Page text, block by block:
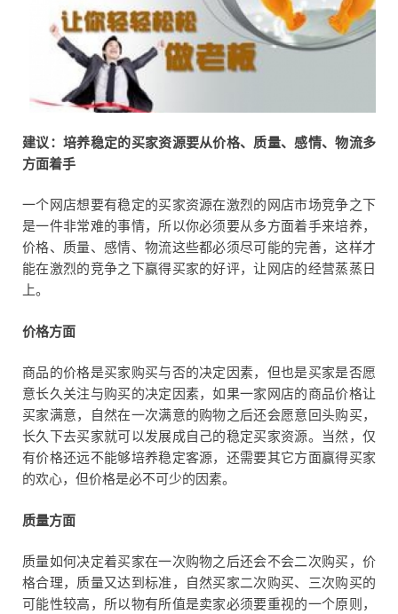
建议：培养稳定的买家资源要从价格、质量、感情、物流多
方面着手
一个网店想要有稳定的买家资源在激烈的网店市场竞争之下
是一件非常难的事情，所以你必须要从多方面着手来培养，
价格、质量、感情、物流这些都必须尽可能的完善，这样才
能在激烈的竞争之下赢得买家的好评，让网店的经营蒸蒸日
上。
价格方面
商品的价格是买家购买与否的决定因素，但也是买家是否愿
意长久关注与购买的决定因素，如果一家网店的商品价格让
买家满意，自然在一次满意的购物之后还会愿意回头购买，
长久下去买家就可以发展成自己的稳定买家资源。当然，仅
有价格还远不能够培养稳定客源，还需要其它方面赢得买家
的欢心，但价格是必不可少的因素。
质量方面
质量如何决定着买家在一次购物之后还会不会二次购买，价
格合理，质量又达到标准，自然买家二次购买、三次购买的
可能性较高，所以物有所值是卖家必须要重视的一个原则，